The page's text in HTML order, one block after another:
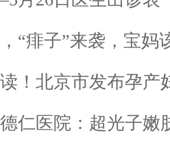
“痱子”来袭，宝妈